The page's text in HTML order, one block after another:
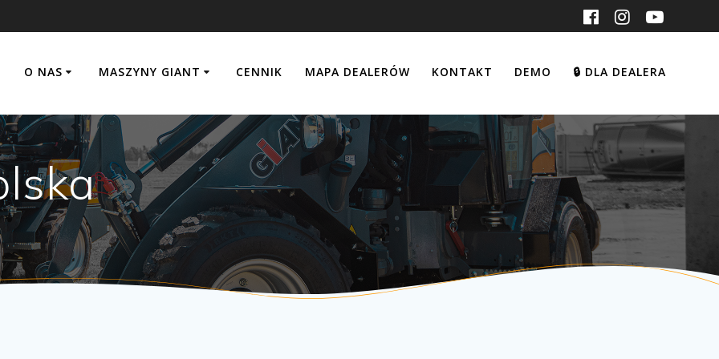
O NAS MASZYNY GIANT CENNIK MAPA DEALERÓW KONTAKT DEMO 🔒 DLA DEALERA